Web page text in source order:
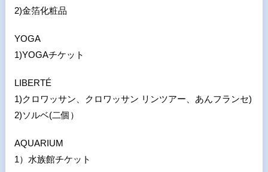
2)金箔化粧品
YOGA
1)YOGAチケット
LIBERTÉ
1)クロワッサン、クロワッサン リンツアー、あんフランセ)
2)ソルベ(二個）
AQUARIUM
1）水族館チケット